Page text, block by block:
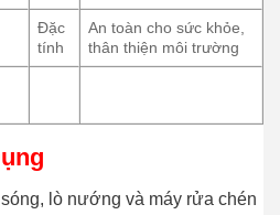
Đặc
tính
An toàn cho sức khỏe,
thân thiện môi trường
lò nướng và máy rửa chén